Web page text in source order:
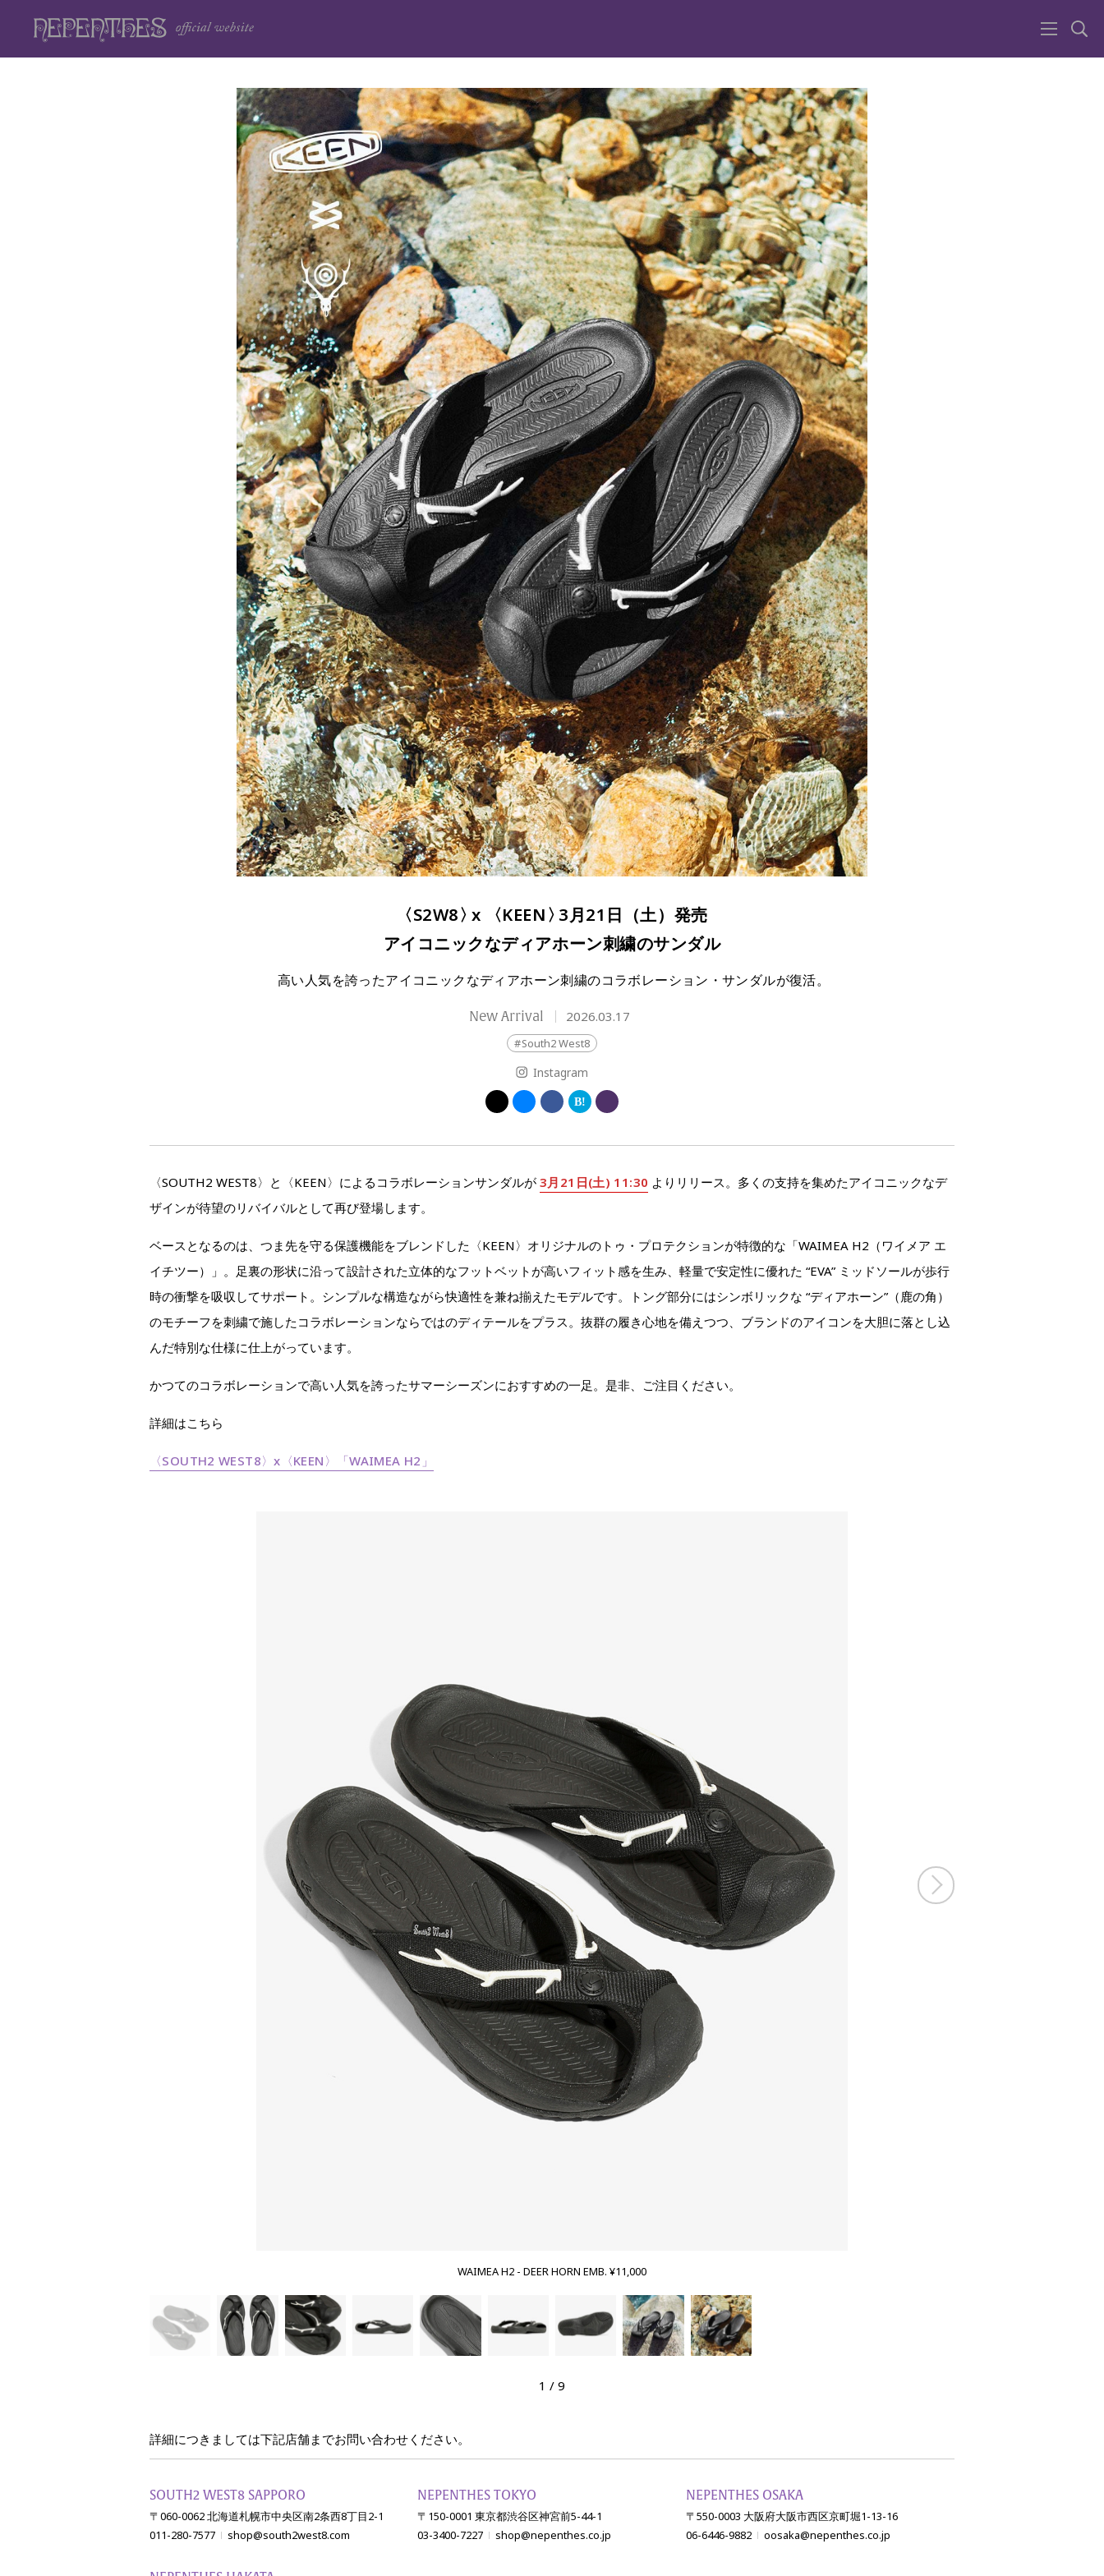
〈S2W8〉 x 〈KEEN〉 3月21日（土）発売
アイコニックなディアホーン刺繍のサンダル
高い人気を誇ったアイコニックなディアホーン刺繍のコラボレーション・サンダルが復活。
New Arrival 2026.03.17
South2 West8
Instagram
〈SOUTH2 WEST8〉と〈KEEN〉によるコラボレーションサンダルが3月21日(土) 11:30 よりリリース。多くの支持を集めたアイコニックなデ
ザインが待望のリバイバルとして再び登場します。
ベースとなるのは、つま先を守る保護機能をブレンドした〈KEEN〉オリジナルのトゥ・プロテクションが特徴的な「WAIMEA H2（ワイメア エ
イチツー）」。足裏の形状に沿って設計された立体的なフットベットが高いフィット感を生み、軽量で安定性に優れた “EVA” ミッドソールが歩行
時の衝撃を吸収してサポート。シンプルな構造ながら快適性を兼ね揃えたモデルです。トング部分にはシンボリックな “ディアホーン”（鹿の角）
のモチーフを刺繍で施したコラボレーションならではのディテールをプラス。抜群の履き心地を備えつつ、ブランドのアイコンを大胆に落とし込
んだ特別な仕様に仕上がっています。
かつてのコラボレーションで高い人気を誇ったサマーシーズンにおすすめの一足。是非、ご注目ください。
詳細はこちら
〈SOUTH2 WEST8〉x〈KEEN〉「WAIMEA H2」
WAIMEA H2 - DEER HORN EMB. ¥11,000
1 /9
詳細につきましては下記店舗までお問い合わせください。
NEPENTHES TOKYO
〒150-0001 東京都渋谷区神宮前5-44-1
03-3400-7227
shop@nepenthes.co.jp
NEPENTHES OSAKA
〒550-0003 大阪府大阪市西区京町堀1-13-16
06-6446-9882
oosaka@nepenthes.co.jp
SOUTH2 WEST8 SAPPORO
〒060-0062 北海道札幌市中央区南2条西8丁目2-1
011-280-7577
shop@south2west8.com